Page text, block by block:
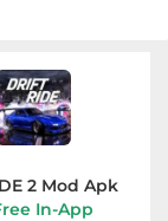
2 Mod Apk
In-App